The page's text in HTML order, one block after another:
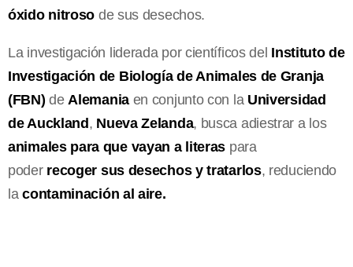
óxido nitroso de sus desechos.
La investigación liderada por científicos del Instituto de
Investigación de Biología de Animales de Granja
(FBN) de Alemaniaen conjunto con la Universidad
de Auckland, Nueva Zelanda, busca adiestrar a los
animales para que vayan a literas para
poder recoger sus desechos y tratarlos, reduciendo
la contaminación al aire.